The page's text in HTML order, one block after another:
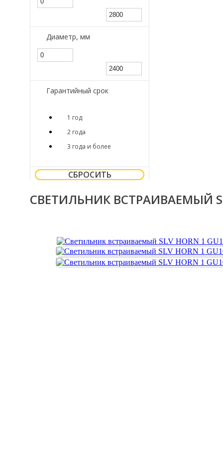
Диаметр, мм
Гарантийный срок
1 год
2 года
3 года и более
СБРОСИТЬ
СВЕТИЛЬНИК ВСТРАИВАЕМЫЙ